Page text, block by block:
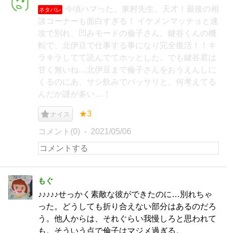
ネタバレ
今頃ハマった。東村先生、天才！最後の相
談コーナーも面白すぎる！ イケメンマッチョと速
攻で別れ、凹みモードの倫子さん。鍵谷くんの機
転で、北伊豆で仕事する事になり完全復活！！キ
ラキラしてて読んでてホッとした。でも鍵谷君は
甘く無いね…北伊豆まで倫子さんをおうえんしに
くるのにあ、サシ飲みでバッサリと。何考えてる
んだか謎が多い…！
ナイス ★3
コメント(0) 2021/05/06
もぐ
♪♪♪♪♪せっかく素敵な彼ができたのに…別れちゃ
った。どうしても折り合えない部分はあるのだろ
う。他人からは、それぐらい我慢しろと思われて
も。そういう点で倫子はマジメ過ぎる。